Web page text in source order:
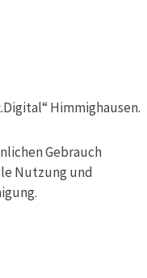
Himmighausen.
Gebrauch
Nutzung und